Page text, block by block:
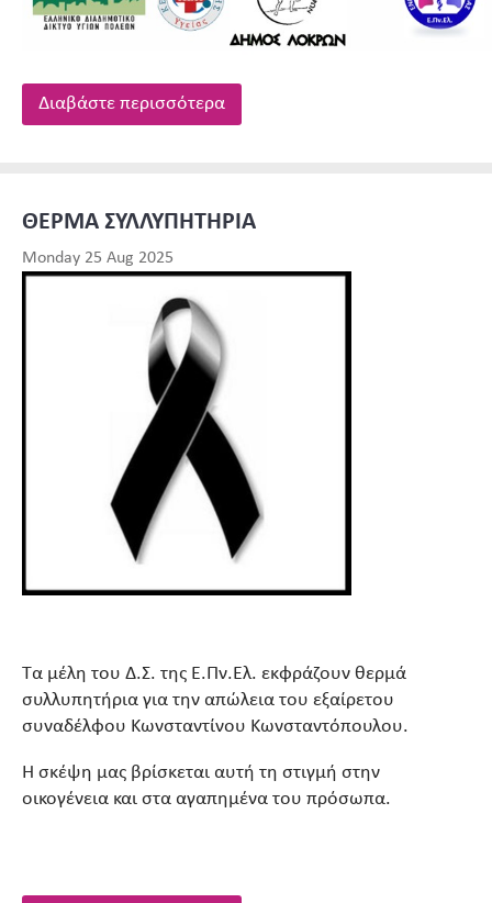
Διαβάστε περισσότερα
ΘΕΡΜΑ ΣΥΛΛΥΠΗΤΗΡΙΑ
Monday 25 Aug 2025
Τα μέλη του Δ.Σ. της Ε.Πν.Ελ. εκφράζουν θερμά
συλλυπητήρια για την απώλεια του εξαίρετου
συναδέλφου Κωνσταντίνου Κωνσταντόπουλου.
Η σκέψη μας βρίσκεται αυτή τη στιγμή στην
οικογένεια και στα αγαπημένα του πρόσωπα.